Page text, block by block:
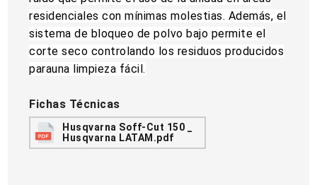
residenciales con mínimas molestias. Además, el
sistema de bloqueo de polvo bajo permite el
corte seco controlando los residuos producidos
parauna limpieza fácil.
Fichas Técnicas
Husqvarna Soff-Cut 150 _
Husqvarna LATAM.pdf